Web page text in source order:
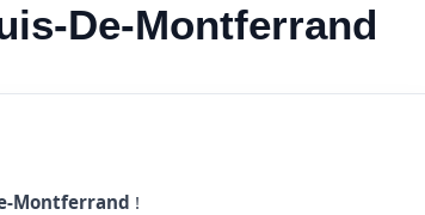
De-Montferrand
Montferrand !